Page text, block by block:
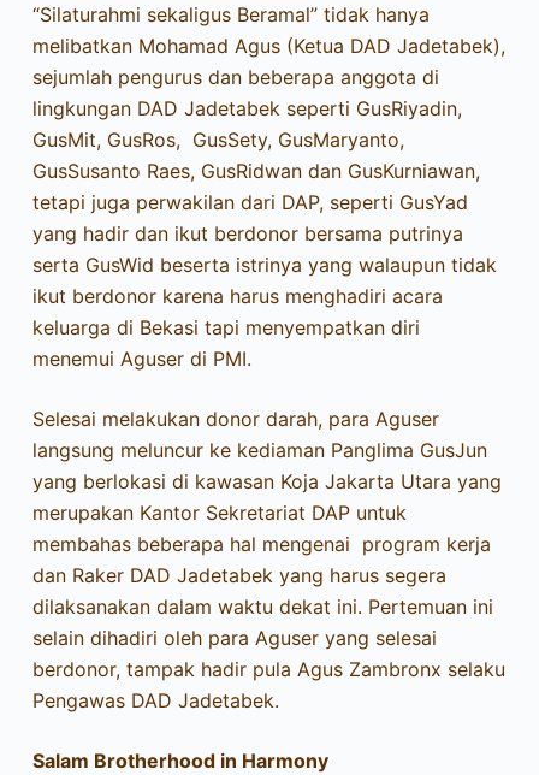
“Silaturahmi sekaligus Beramal” tidak hanya
melibatkan Mohamad Agus (Ketua DAD Jadetabek),
sejumlah pengurus dan beberapa anggota di
lingkungan DAD Jadetabek seperti GusRiyadin,
GusMit, GusRos, GusSety, GusMaryanto,
GusSusanto Raes, GusRidwan dan GusKurniawan,
tetapi juga perwakilan dari DAP, seperti GusYad
yang hadir dan ikut berdonor bersama putrinya
serta GusWid beserta istrinya yang walaupun tidak
ikut berdonor karena harus menghadiri acara
keluarga di Bekasi tapi menyempatkan diri
menemui Aguser di PMI.
Selesai melakukan donor darah, para Aguser
langsung meluncur ke kediaman Panglima GusJun
yang berlokasi di kawasan Koja Jakarta Utara yang
merupakan Kantor Sekretariat DAP untuk
membahas beberapa hal mengenai program kerja
dan Raker DAD Jadetabek yang harus segera
dilaksanakan dalam waktu dekat ini. Pertemuan ini
selain dihadiri oleh para Aguser yang selesai
berdonor, tampak hadir pula Agus Zambronx selaku
Pengawas DAD Jadetabek.
Salam Brotherhood in Harmony